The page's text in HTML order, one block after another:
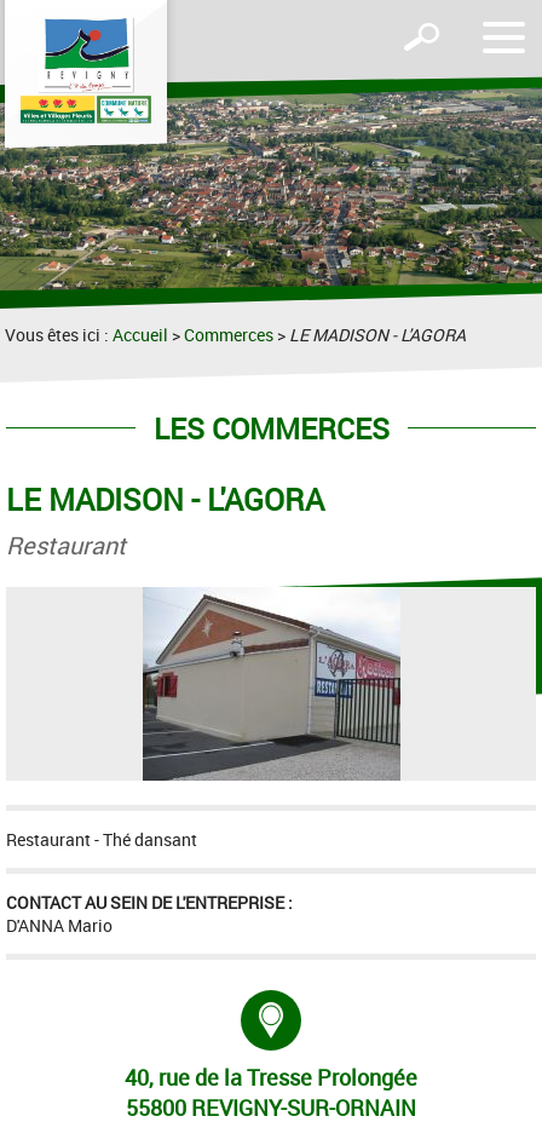
le
Afficher
formulaire
de
recherche
Vous êtes ici :Accueil >Commerces > LE MADISON - L'AGORA
LES COMMERCES
LE MADISON - L'AGORA
Restaurant
Restaurant - Thé dansant
CONTACT AU SEIN DE L'ENTREPRISE :
D'ANNA Mario
40, rue de la Tresse Prolongée
55800 REVIGNY-SUR-ORNAIN